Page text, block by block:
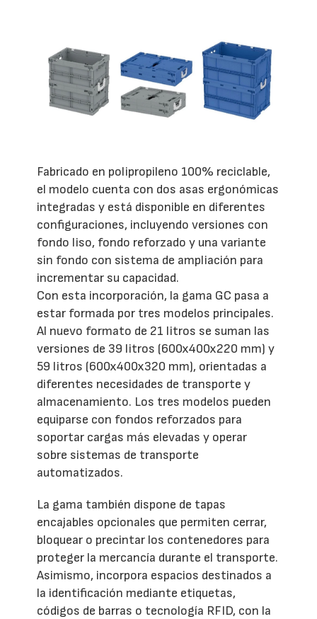
Fabricado en polipropileno 100% reciclable,
el modelo cuenta con dos asas ergonómicas
integradas y está disponible en diferentes
configuraciones, incluyendo versiones con
fondo liso, fondo reforzado y una variante
sin fondo con sistema de ampliación para
incrementar su capacidad.
Con esta incorporación, la gama GC pasa a
estar formada por tres modelos principales.
Al nuevo formato de 21 litros se suman las
versiones de 39 litros (600x400x220 mm) y
59 litros (600x400x320 mm), orientadas a
diferentes necesidades de transporte y
almacenamiento. Los tres modelos pueden
equiparse con fondos reforzados para
soportar cargas más elevadas y operar
sobre sistemas de transporte
automatizados.
La gama también dispone de tapas
encajables opcionales que permiten cerrar,
bloquear o precintar los contenedores para
proteger la mercancía durante el transporte.
Asimismo, incorpora espacios destinados a
la identificación mediante etiquetas,
códigos de barras o tecnología RFID, con la